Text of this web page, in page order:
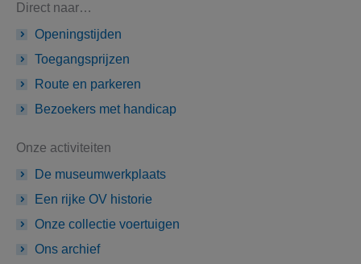
Direct naar…
Openingstijden
Toegangsprijzen
Route en parkeren
Bezoekers met handicap
Onze activiteiten
De museumwerkplaats
Een rijke OV historie
Onze collectie voertuigen
Ons archief